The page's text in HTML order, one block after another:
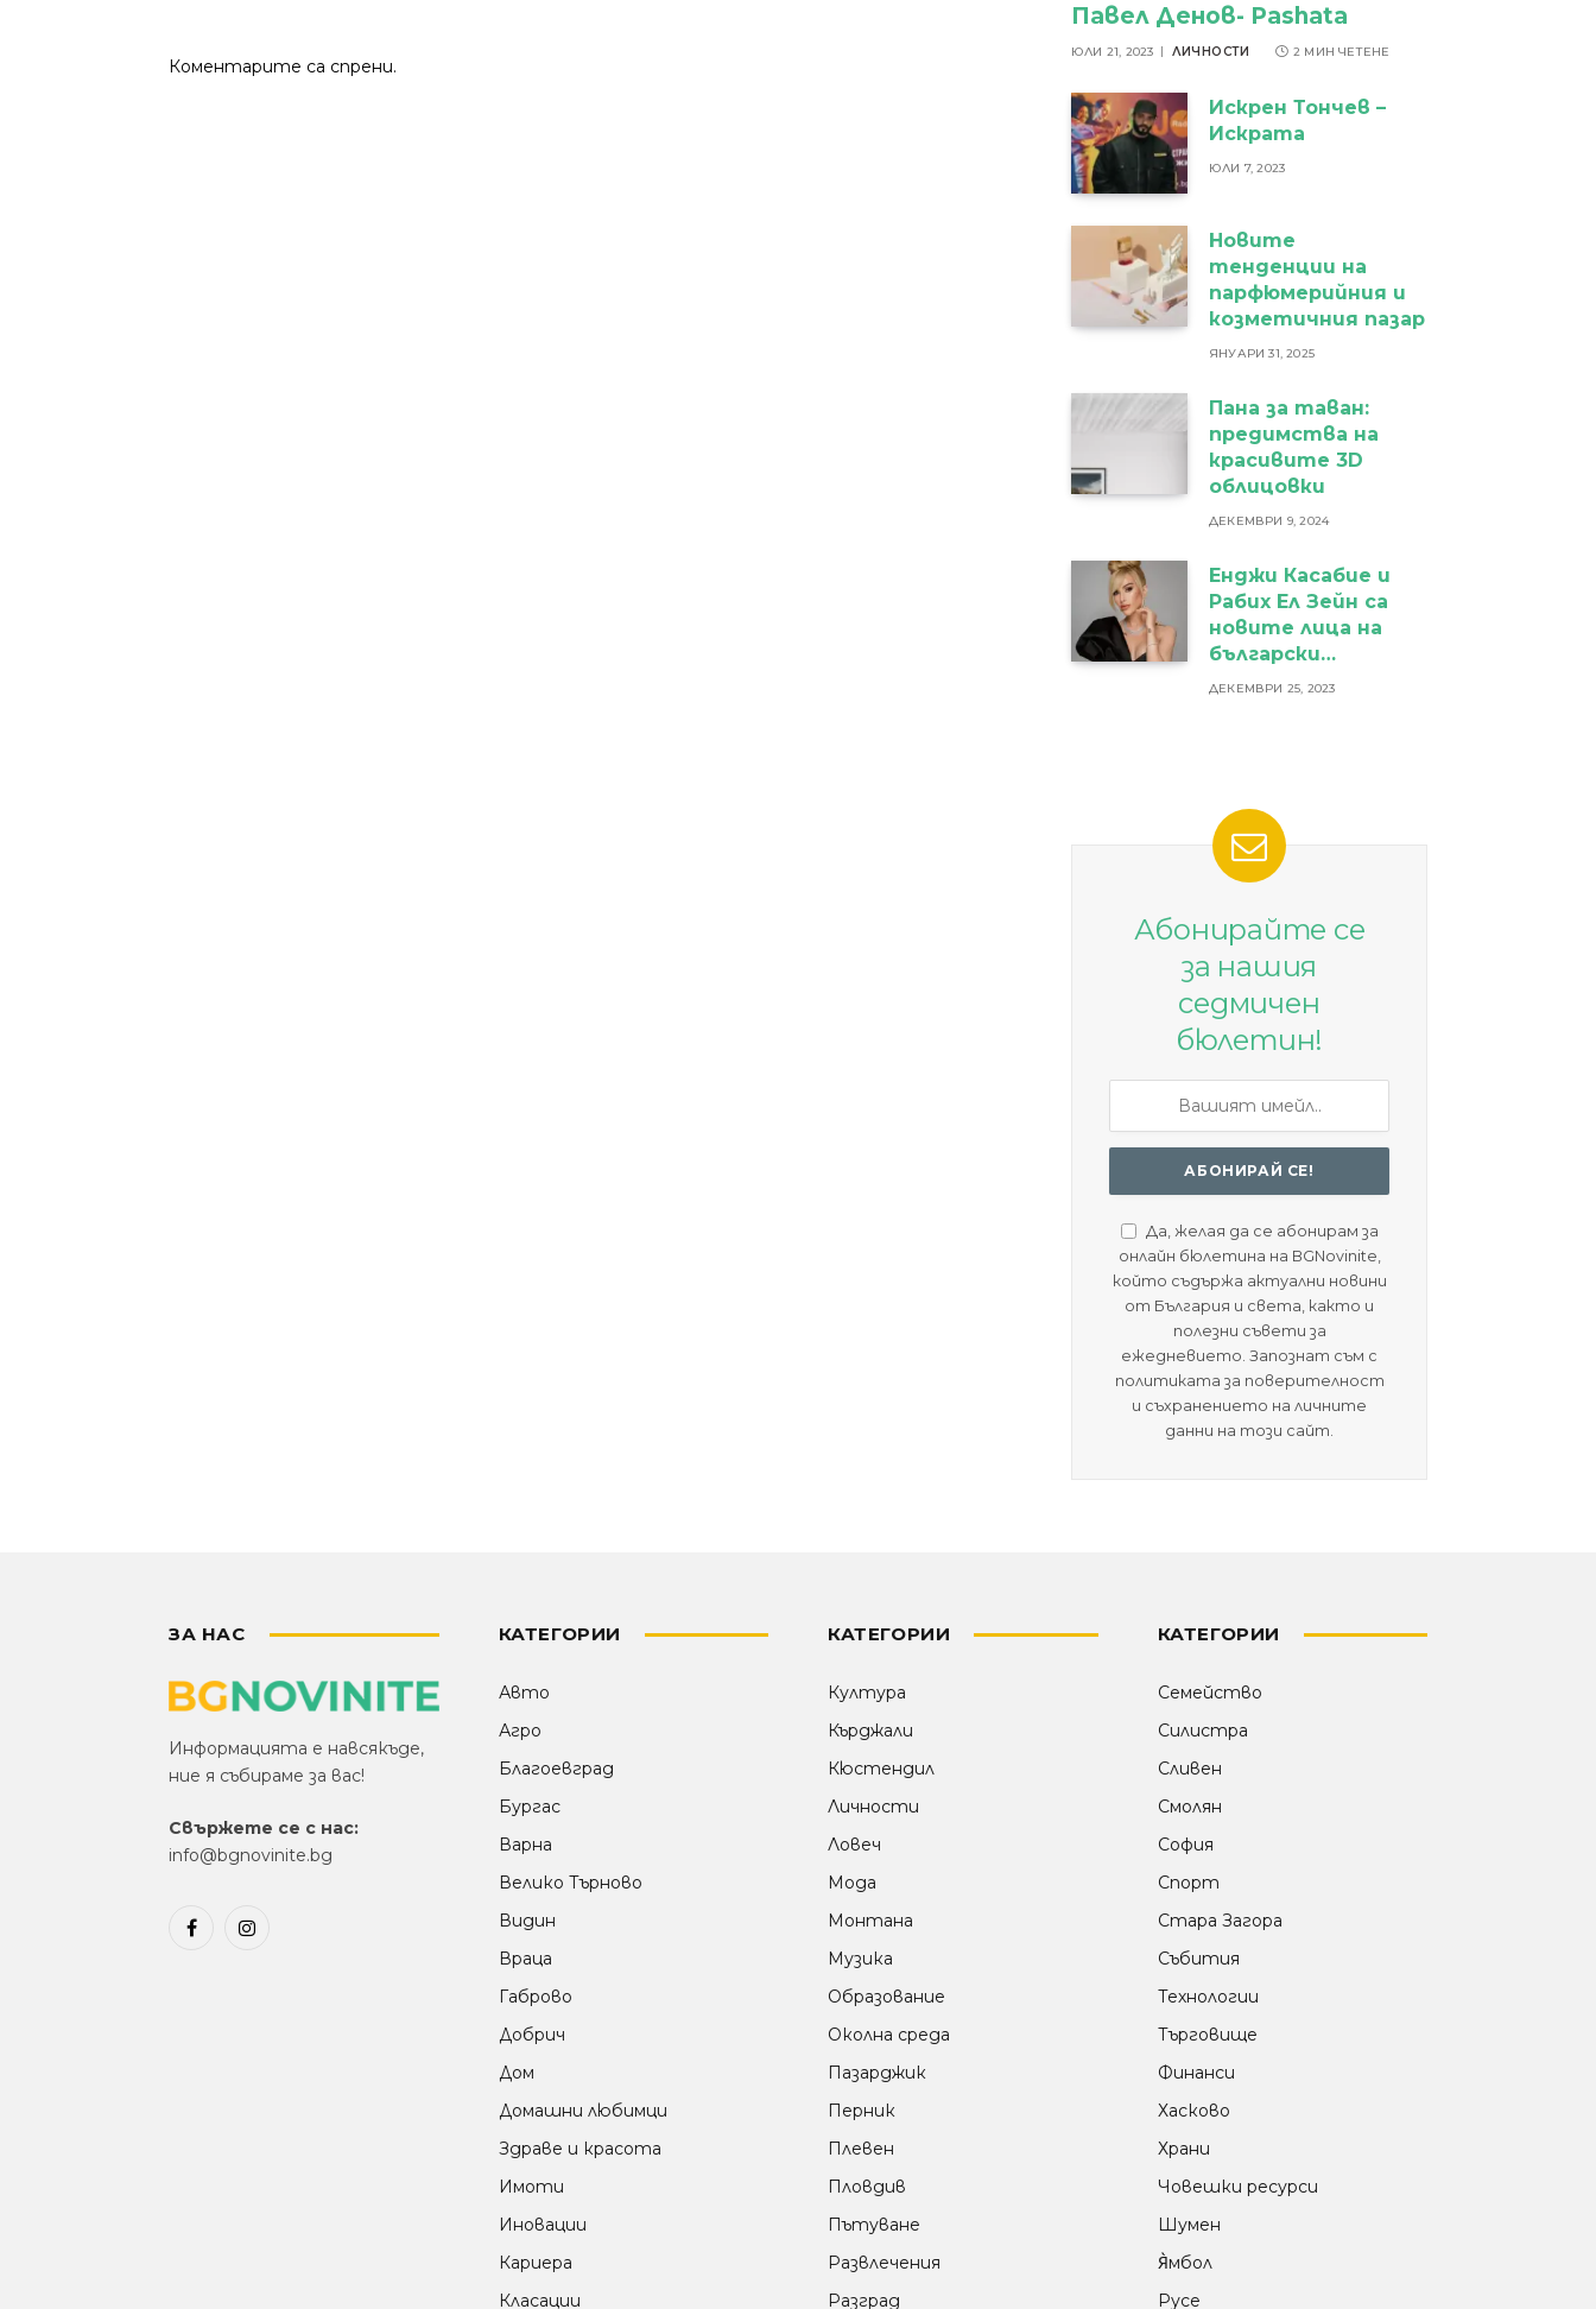
Коментарите са спрени.
Павел Денов- Pashata
ЮЛИ 21, 2023 ЛИЧНОСТИ 2 МИН ЧЕТЕНЕ
Искрен Тончев –
Искрата
ЮЛИ 7, 2023
Новите
тенденции на
парфюмерийния и
козметичния пазар
ЯНУАРИ 31, 2025
Пана за таван:
предимства на
красивите 3D
облицовки
ДЕКЕМВРИ 9, 2024
Енджи Касабие и
Рабих Ел Зейн са
новите лица на
български
бижутериен бранд
ДЕКЕМВРИ 25, 2023
Абонирайте се
за нашия
седмичен
бюлетин!
Да, желая да се абонирам за
онлайн бюлетина на BGNovinite,
който съдържа актуални новини
от България и света, както и
полезни съвети за
ежедневието. Запознат съм с
политиката за поверителност
и съхранението на личните
данни на този сайт.
ЗА НАС
Информацията е навсякъде,
ние я събираме за вас!
Свържете се с нас:
info@bgnovinite.bg
FacebookInstagram
КАТЕГОРИИ
Авто
Агро
Благоевград
Бургас
Варна
Велико Търново
Видин
Враца
Габрово
Добрич
Дом
Домашни любимци
Здраве и красота
Имоти
Иновации
Кариера
Класации
КАТЕГОРИИ
Култура
Кърджали
Кюстендил
Личности
Ловеч
Мода
Монтана
Музика
Образование
Околна среда
Пазарджик
Перник
Плевен
Пловдив
Пътуване
Развлечения
Разград
КАТЕГОРИИ
Семейство
Силистра
Сливен
Смолян
София
Спорт
Стара Загора
Събития
Технологии
Търговище
Финанси
Хасково
Храни
Човешки ресурси
Шумен
Я̀мбол
Русе